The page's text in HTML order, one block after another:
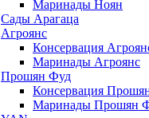
Маринады Ноян
Сады Арагаца
Агроянс
Консервация
Маринады Агроянс
Прошян Фуд
Консервация
Маринады Прошян